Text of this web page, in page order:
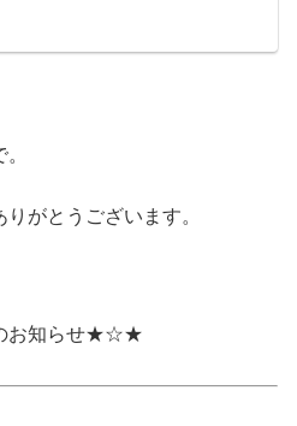
がとうございます。
お知らせ★☆★